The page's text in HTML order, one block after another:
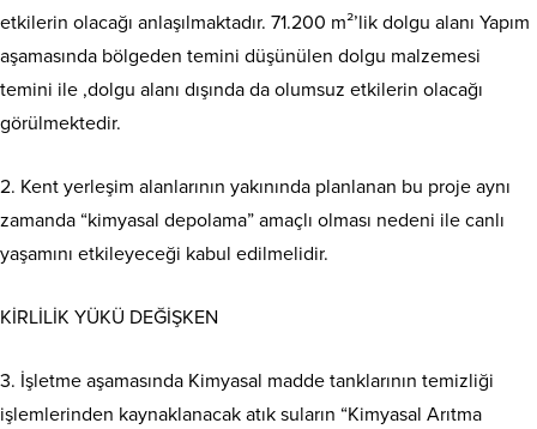
etkilerin olacağı anlaşılmaktadır. 71.200 m²’lik dolgu alanı Yapım
aşamasında bölgeden temini düşünülen dolgu malzemesi
temini ile ,dolgu alanı dışında da olumsuz etkilerin olacağı
görülmektedir.
2. Kent yerleşim alanlarının yakınında planlanan bu proje aynı
zamanda “kimyasal depolama” amaçlı olması nedeni ile canlı
yaşamını etkileyeceği kabul edilmelidir.
KİRLİLİK YÜKÜ DEĞİŞKEN
3. İşletme aşamasında Kimyasal madde tanklarının temizliği
işlemlerinden kaynaklanacak atık suların “Kimyasal Arıtma